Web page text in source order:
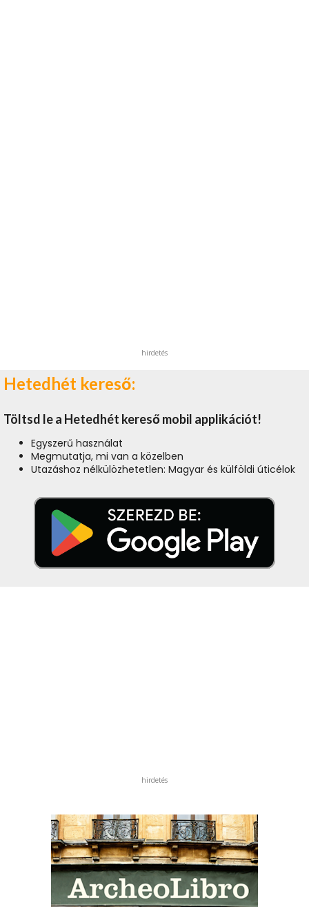
hirdetés
Hetedhét kereső:
Töltsd le a Hetedhét kereső mobil applikációt!
Egyszerű használat
Megmutatja, mi van a közelben
Utazáshoz nélkülözhetetlen: Magyar és külföldi úticélok
hirdetés